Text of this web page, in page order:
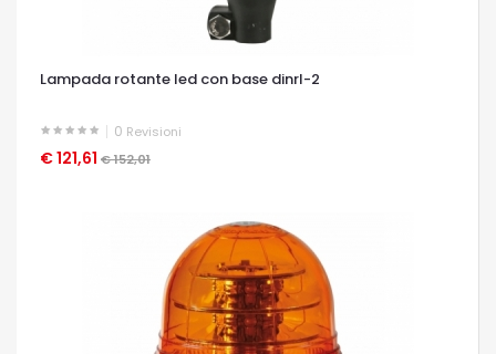
Lampada rotante led con base dinrl-2
0 Revisioni
€ 121,61 € 152,01
OCCHIATA VELOCE